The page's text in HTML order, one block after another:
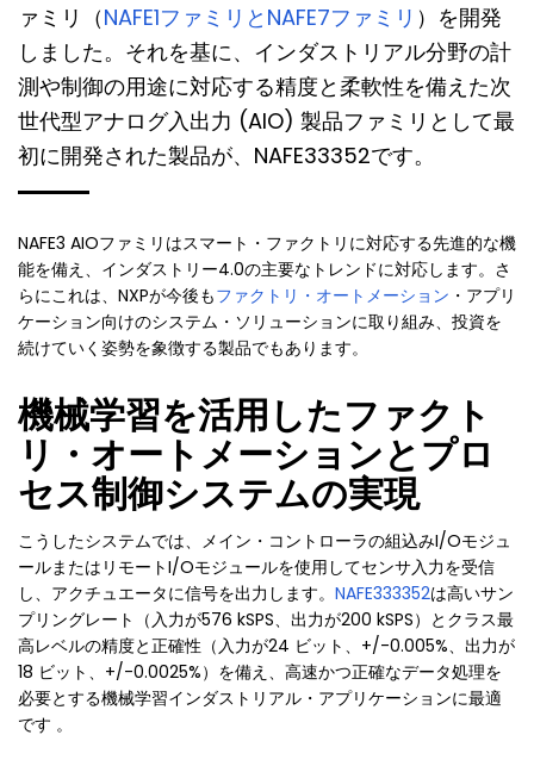
ァミリ（NAFE1ファミリとNAFE7ファミリ ）を開発
しました。それを基に、インダストリアル分野の計
測や制御の用途に対応する精度と柔軟性を備えた次
世代型アナログ入出力 (AIO) 製品ファミリとして最
初に開発された製品が、NAFE33352です。
NAFE3 AIOファミリはスマート・ファクトリに対応する先進的な機
能を備え、インダストリー4.0の主要なトレンドに対応します。さ
らにこれは、NXPが今後もファクトリ・オートメーション ・アプリ
ケーション向けのシステム・ソリューションに取り組み、投資を
続けていく姿勢を象徴する製品でもあります。
機械学習を活用したファクト
リ・オートメーションとプロ
セス制御システムの実現
こうしたシステムでは、メイン・コントローラの組込みI/Oモジュ
ールまたはリモートI/Oモジュールを使用してセンサ入力を受信
し、アクチュエータに信号を出力します。 NAFE333352は高いサン
プリングレート（入力が576 kSPS、出力が200 kSPS）とクラス最
高レベルの精度と正確性（入力が24 ビット、+/-0.005%、出力が
18 ビット、+/-0.0025%）を備え、高速かつ正確なデータ処理を
必要とする機械学習インダストリアル・アプリケーションに最適
です 。